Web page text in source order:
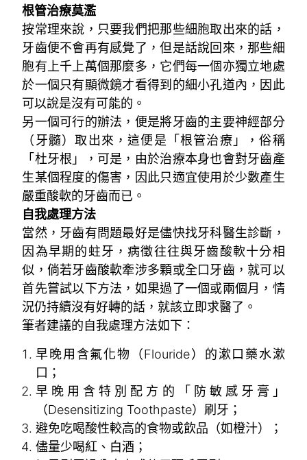
根管治療莫濫
按常理來說，只要我們把那些細胞取出來的話，
牙齒便不會再有感覺了，但是話說回來，那些細
胞有上千上萬個那麼多，它們每一個亦獨立地處
於一個只有顯微鏡才看得到的細小孔道內，因此
可以說是沒有可能的。
另一個可行的辦法，便是將牙齒的主要神經部分
（牙髓）取出來，這便是「根管治療」，俗稱
「杜牙根」，可是，由於治療本身也會對牙齒產
生某個程度的傷害，因此只適宜使用於少數產生
嚴重酸軟的牙齒而已。
自我處理方法
當然，牙齒有問題最好是儘快找牙科醫生診斷，
因為早期的蛀牙，病徵往往與牙齒酸軟十分相
似，倘若牙齒酸軟牽涉多顆或全口牙齒，就可以
首先嘗試以下方法，如果過了一個或兩個月，情
況仍持續沒有好轉的話，就該立即求醫了。
筆者建議的自我處理方法如下：
早晚用含氟化物（Flouride）的漱口藥水漱
口；
早晚用含特別配方的「防敏感牙膏」
（Desensitizing Toothpaste）刷牙；
避免吃喝酸性較高的食物或飲品（如橙汁）；
儘量少喝紅、白酒；